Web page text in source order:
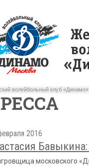
волейбольный клуб
2016
московского